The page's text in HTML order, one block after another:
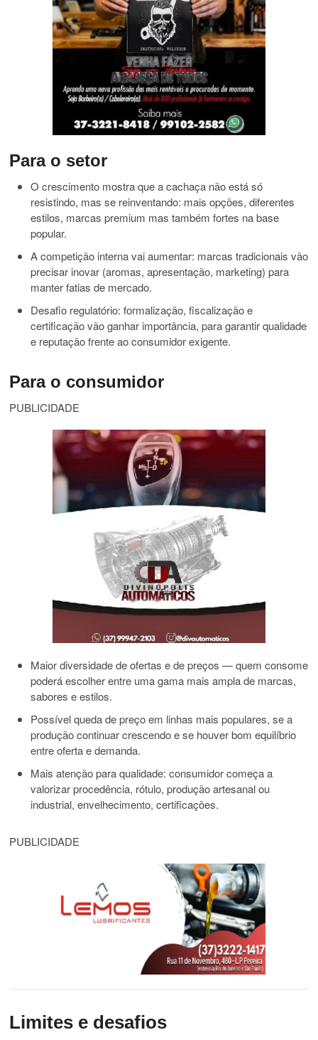
Para o setor
O crescimento mostra que a cachaça não está só
resistindo, mas se reinventando: mais opções, diferentes
estilos, marcas premium mas também fortes na base
popular.
A competição interna vai aumentar: marcas tradicionais vão
precisar inovar (aromas, apresentação, marketing) para
manter fatias de mercado.
Desafio regulatório: formalização, fiscalização e
certificação vão ganhar importância, para garantir qualidade
e reputação frente ao consumidor exigente.
Para o consumidor
PUBLICIDADE
Maior diversidade de ofertas e de preços — quem consome
poderá escolher entre uma gama mais ampla de marcas,
sabores e estilos.
Possível queda de preço em linhas mais populares, se a
produção continuar crescendo e se houver bom equilíbrio
entre oferta e demanda.
Mais atenção para qualidade: consumidor começa a
valorizar procedência, rótulo, produção artesanal ou
industrial, envelhecimento, certificações.
PUBLICIDADE
Limites e desafios